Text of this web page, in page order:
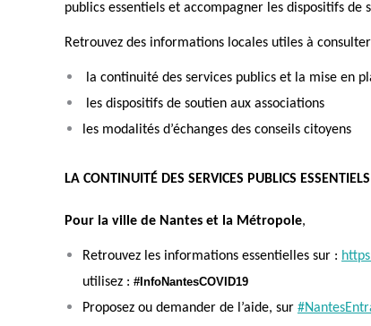
publics essentiels et accompagner les dispositifs de
Retrouvez des informations locales utiles à
la continuité des services publics et la mise en
les dispositifs de soutien aux associations
les modalités d’échanges des conseils citoyens
LA CONTINUITÉ DES SERVICES PUBLICS ESSENTIELS
Pour la ville de Nantes et la Métropole,
Retrouvez les informations essentielles sur :
utilisez : #InfoNantesCOVID19
Proposez ou demander de l’aide, sur